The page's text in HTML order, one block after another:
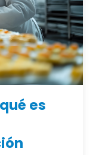
es